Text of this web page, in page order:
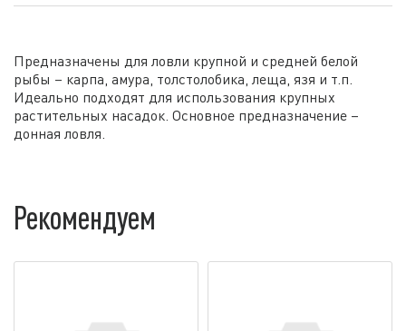
Предназначены для ловли крупной и средней белой
рыбы – карпа, амура, толстолобика, леща, язя и т.п.
Идеально подходят для использования крупных
растительных насадок. Основное предназначение –
донная ловля.
Рекомендуем